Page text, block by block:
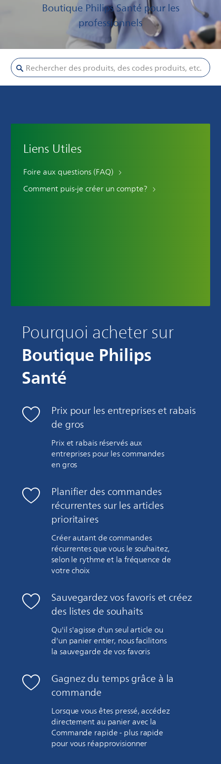
Boutique Philips Santé pour les
professionnels
Rechercher des produits, des codes produits, etc.
Liens Utiles
Foire aux questions (FAQ)
Comment puis-je créer un compte?
Pourquoi acheter sur
Boutique Philips
Santé
Prix pour les entreprises et rabais
de gros
Prix et rabais réservés aux
entreprises pour les commandes
en gros
Planifier des commandes
récurrentes sur les articles
prioritaires
Créer autant de commandes
récurrentes que vous le souhaitez,
selon le rythme et la fréquence de
votre choix
Sauvegardez vos favoris et créez
des listes de souhaits
Qu'il s'agisse d'un seul article ou
d'un panier entier, nous facilitons
la sauvegarde de vos favoris
Gagnez du temps grâce à la
commande
Lorsque vous êtes pressé, accédez
directement au panier avec la
Commande rapide - plus rapide
pour vous réapprovisionner